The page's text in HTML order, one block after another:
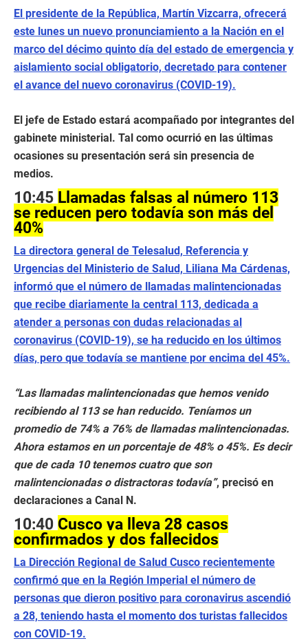
El presidente de la República, Martín Vizcarra, ofrecerá
este lunes un nuevo pronunciamiento a la Nación en el
marco del décimo quinto día del estado de emergencia y
aislamiento social obligatorio, decretado para contener
el avance del nuevo coronavirus (COVID-19).
El jefe de Estado estará acompañado por integrantes del
gabinete ministerial. Tal como ocurrió en las últimas
ocasiones su presentación será sin presencia de
medios.
10:45 Llamadas falsas al número 113
se reducen pero todavía son más del
40%
La directora general de Telesalud, Referencia y
Urgencias del Ministerio de Salud, Liliana Ma Cárdenas,
informó que el número de llamadas malintencionadas
que recibe diariamente la central 113, dedicada a
atender a personas con dudas relacionadas al
coronavirus (COVID-19), se ha reducido en los últimos
días, pero que todavía se mantiene por encima del 45%.
“Las llamadas malintencionadas que hemos venido
recibiendo al 113 se han reducido. Teníamos un
promedio de 74% a 76% de llamadas malintencionadas.
Ahora estamos en un porcentaje de 48% o 45%. Es decir
que de cada 10 tenemos cuatro que son
malintencionadas o distractoras todavía”, precisó en
declaraciones a Canal N.
10:40 Cusco ya lleva 28 casos
confirmados y dos fallecidos
La Dirección Regional de Salud Cusco recientemente
confirmó que en la Región Imperial el número de
personas que dieron positivo para coronavirus ascendió
a 28, teniendo hasta el momento dos turistas fallecidos
con COVID-19.